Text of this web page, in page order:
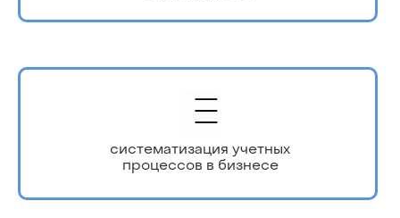
систематизация учетных
процессов в бизнесе